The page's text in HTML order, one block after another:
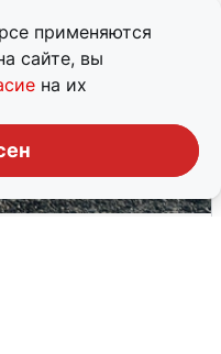
применяются
сайте, вы
на их